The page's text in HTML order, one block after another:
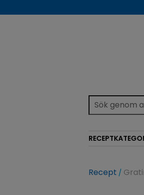
Recept